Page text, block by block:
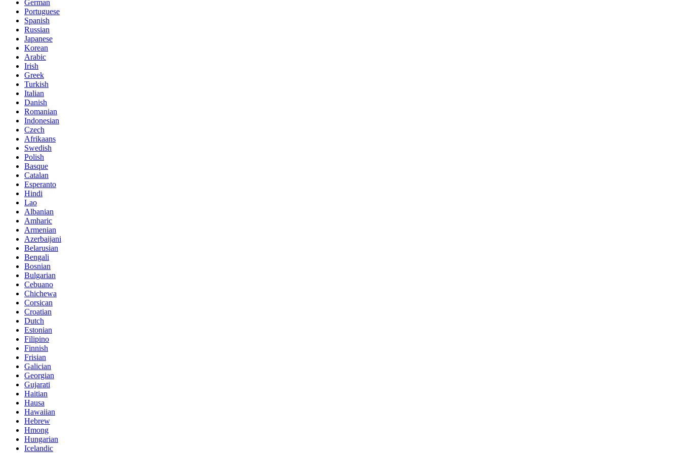
German
Portuguese
Spanish
Russian
Japanese
Korean
Arabic
Irish
Greek
Turkish
Italian
Danish
Romanian
Indonesian
Czech
Afrikaans
Swedish
Polish
Basque
Catalan
Esperanto
Hindi
Lao
Albanian
Amharic
Armenian
Azerbaijani
Belarusian
Bengali
Bosnian
Bulgarian
Cebuano
Chichewa
Corsican
Croatian
Dutch
Estonian
Filipino
Finnish
Frisian
Galician
Georgian
Gujarati
Haitian
Hausa
Hawaiian
Hebrew
Hmong
Hungarian
Icelandic